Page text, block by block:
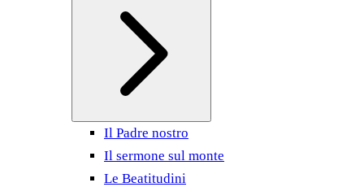
Il Padre nostro
Il sermone sul monte
Le Beatitudini